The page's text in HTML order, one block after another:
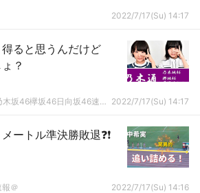
2022/7/17(Su) 14:17
ると思うんだけど
？
乃木通☆世界最速！乃木坂46欅坂46日向坂46速報まとめ 2022/7/17(Su) 14:17
ートル準決勝敗退❓❗
＠ 2022/7/17(Su) 14:16